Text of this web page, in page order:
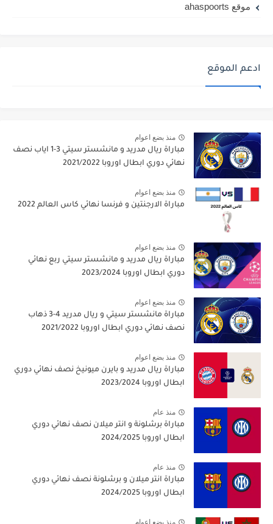
موقع ahaspoorts
ادعم الموقع
منذ بضع اعوام
مباراة ريال مدريد و مانشستر سيتي 3-1 اياب نصف
نهائي دوري ابطال اوروبا 2021/2022
منذ بضع اعوام
مباراة الارجنتين و فرنسا نهائي كاس العالم 2022
منذ بضع اعوام
مباراة ريال مدريد و مانشستر سيتي ربع نهائي
دوري ابطال اوروبا 2023/2024
منذ بضع اعوام
مباراة مانشستر سيتي و ريال مدريد 4-3 ذهاب
نصف نهائي دوري ابطال اوروبا 2021/2022
منذ بضع اعوام
مباراة ريال مدريد و بايرن ميونيخ نصف نهائي دوري
ابطال اوروبا 2023/2024
منذ عام
مباراة برشلونة و انتر ميلان نصف نهائي دوري
ابطال اوروبا 2024/2025
منذ عام
مباراة انتر ميلان و برشلونة نصف نهائي دوري
ابطال اوروبا 2024/2025
منذ بضع اعوام